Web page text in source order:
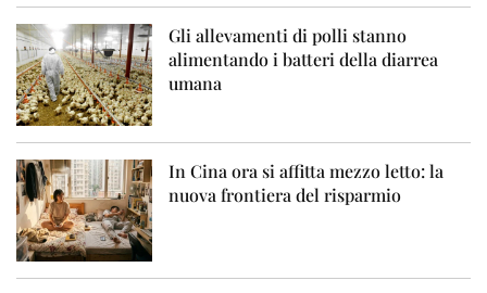
Gli allevamenti di polli stanno
alimentando i batteri della diarrea
umana
In Cina ora si affitta mezzo letto: la
nuova frontiera del risparmio